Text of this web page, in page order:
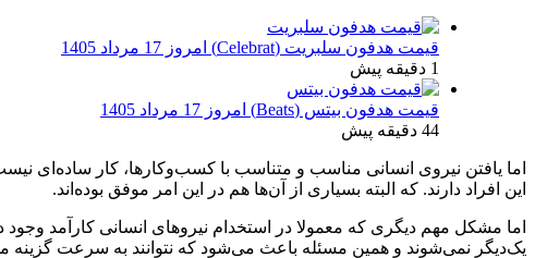
قیمت هدفون سلبریت (Celebrat) امروز 17 مرداد 1405
1 دقیقه پیش
قیمت هدفون بیتس (Beats) امروز 17 مرداد 1405
44 دقیقه پیش
اما یافتن نیروی انسانی مناسب و متناسب با کسب‌وکارها، کار ساده‌ای
این افراد دارند. که البته بسیاری از آن‌ها هم در این امر موفق بوده‌اند.
اما مشکل مهم دیگری که معمولا در استخدام نیروهای انسانی کارآمد
یک‌دیگر نمی‌شوند و همین مسئله باعث می‌شود که نتوانند به سرعت گزینه